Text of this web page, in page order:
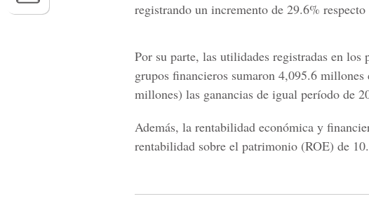
registrando un incremento de 29.6%
Por su parte, las utilidades registradas en los
grupos financieros sumaron 4,095.6
millones) las ganancias de igual período de
Además, la rentabilidad económica y
rentabilidad sobre el patrimonio (ROE) de